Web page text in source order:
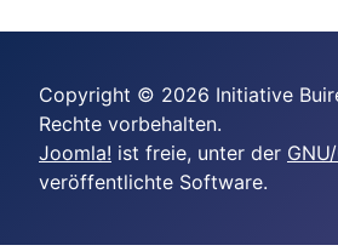
Copyright © 2026 Initiative
Rechte vorbehalten.
Joomla! ist freie, unter der
veröffentlichte Software.